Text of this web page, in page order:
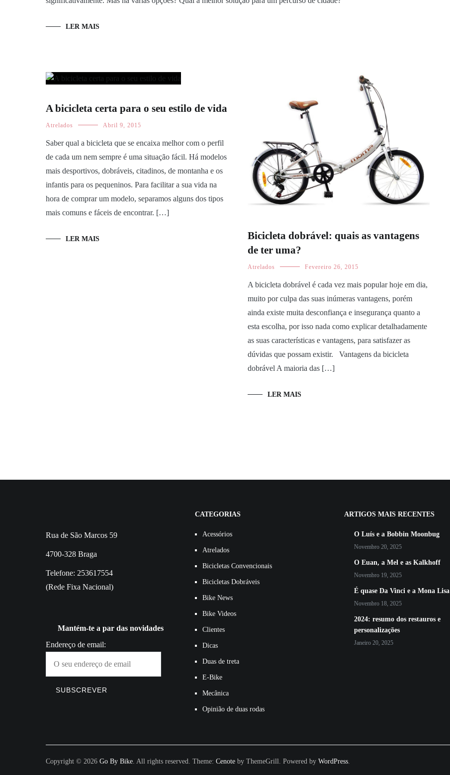
LER MAIS
A bicicleta certa para o seu estilo de vida
Atrelados Abril 9, 2015
Saber qual a bicicleta que se encaixa melhor com o perfil
de cada um nem sempre é uma situação fácil. Há modelos
mais desportivos, dobráveis, citadinos, de montanha e os
infantis para os pequeninos. Para facilitar a sua vida na
hora de comprar um modelo, separamos alguns dos tipos
mais comuns e fáceis de encontrar. […]
LER MAIS
Bicicleta dobrável: quais as vantagens
de ter uma?
Atrelados Fevereiro 26, 2015
A bicicleta dobrável é cada vez mais popular hoje em dia,
muito por culpa das suas inúmeras vantagens, porém
ainda existe muita desconfiança e insegurança quanto a
esta escolha, por isso nada como explicar detalhadamente
as suas características e vantagens, para satisfazer as
dúvidas que possam existir. Vantagens da bicicleta
dobrável A maioria das […]
LER MAIS
Rua de São Marcos 59
4700-328 Braga
Telefone: 253617554
(Rede Fixa Nacional)
Mantém-te a par das novidades
Endereço de email:
CATEGORIAS
Acessórios
Atrelados
Bicicletas Convencionais
Bicicletas Dobráveis
Bike News
Bike Videos
Clientes
Dicas
Duas de treta
E-Bike
Mecânica
Opinião de duas rodas
ARTIGOS MAIS RECENTES
O Luís e a Bobbin Moonbug
Novembro 20, 2025
O Euan, a Mel e as Kalkhoff
Novembro 19, 2025
É quase Da Vinci e a Mona Lisa
Novembro 18, 2025
2024: resumo dos restauros e
personalizações
Janeiro 20, 2025
Copyright © 2026 Go By Bike. All rights reserved. Theme: Cenote by ThemeGrill. Powered by WordPress.